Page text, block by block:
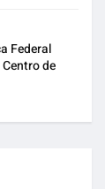
Federal
de